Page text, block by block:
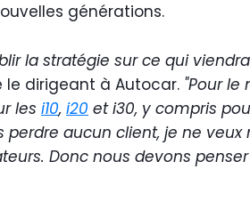
générations.
la stratégie sur ce qui
le dirigeant à Autocar. "Pour le
les i10, i20 et i30, y compris
perdre aucun client, je ne veux
Donc nous devons